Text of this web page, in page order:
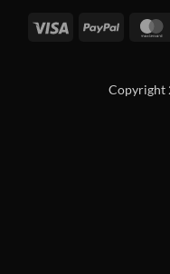
Visa PayPal
Copyright